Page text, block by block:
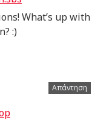
What’s up with
:)
Απάντηση